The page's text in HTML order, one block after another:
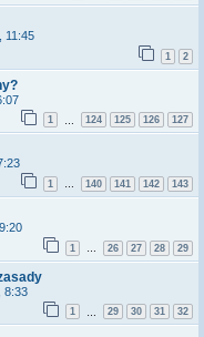
11:45
1 2
1 124 125 126 127
1 … 140 141 142 143
1 … 26 27 28 29
8:33
1 29 30 31 32